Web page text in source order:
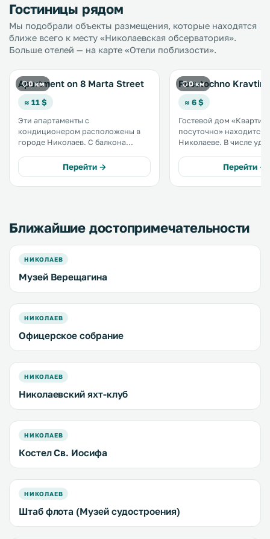
Гостиницы рядом
Мы подобрали объекты размещения, которые находятся
ближе всего к месту «Николаевская обсерватория».
Больше отелей — на карте «Отели поблизости».
0 км
Apartment on 8 Marta Street
≈ 11 $
Эти апартаменты с
кондиционером расположены в
городе Николаев. С балкона
услугам гостей бесплатный Wi-Fi. .
Перейти →
0 км
Posutochno Kravtira
≈ 6 $
Гостевой дом
посуточно» находится в
Николаеве. В числе удобств
частная парковка на
Перейти →
Ближайшие достопримечательности
НИКОЛАЕВ
Музей Верещагина
НИКОЛАЕВ
Офицерское собрание
НИКОЛАЕВ
Николаевский яхт-клуб
НИКОЛАЕВ
Костел Св. Иосифа
НИКОЛАЕВ
Штаб флота (Музей судостроения)